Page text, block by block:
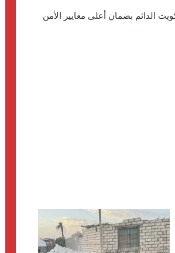
الدائم بضمان أعلى معايير الأمن